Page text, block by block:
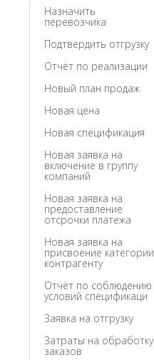
Назначить
перевозчика
Подтвердить отгрузку
Отчёт по реализации
Новый план продаж
Новая цена
Новая спецификация
Новая заявка на
включение в группу
компаний
Новая заявка на
предоставление
отсрочки платежа
Новая заявка на
присвоение категории
контрагенту
Отчёт по соблюдению
условий спецификаци
Заявка на отгрузку
Затраты на обработку
заказов